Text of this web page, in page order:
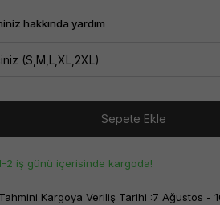
hakkında yardım
(S,M,L,XL,2XL)
Sepete Ekle
2 iş günü içerisinde kargoda!
Tahmini Kargoya Veriliş Tarihi :7 Ağustos -